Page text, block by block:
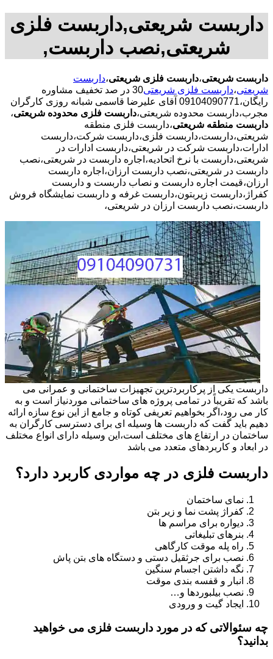
داربست شریعتی,داربست فلزی
شریعتی,نصب داربست,
داربست شریعتی،داربست فلزی شریعتی،داربست
شریعتی،داربست فلزی شریعتی
30 در صد تخفیف مشاوره
رایگان،09104090771 آقای علیرضا قاسمی شبانه روزی کارگران
مجرب،داربست محدوده شریعتی،داربست فلزی محدوده شریعتی،
داربست منطقه شریعتی،داربست فلزی منطقه
شریعتی،داربست،داربست فلزی،داربست شرکت،داربست
ادارات،داربست شرکت در شریعتی،داربست ادارات در
شریعتی،داربست با نرخ اتحادیه،اجاره داربست در شریعتی،نصب
داربست در شریعتی،نصب داربست ارزان،اجاره داربست
ارزان،قیمت اجاره داربست و نصاب داربست و داربست
کفراژ،داربست زیربتون،داربست غرفه و داربست نمایشگاه فروش
داربست،نصب داربست ارزان در شریعتی،
داربست یکی از پرکاربردترین تجهیزات ساختمانی و عمرانی می
باشد که تقریباً در تمامی پروژه های ساختمانی موردنیاز است و به
کار می رود،اگر بخواهیم تعریفی کوتاه و جامع از این نوع سازه ارائه
دهیم باید گفت که داربست ها وسیله ای برای دسترسی کارگران به
ساختمان در ارتفاع های مختلف است،این وسیله دارای انواع مختلف
در ابعاد و کاربردهای متعدد می باشد
داربست فلزی در چه مواردی کاربرد دارد؟
نمای ساختمان
کفراژ پشت نما و زیر بتن
دیواره برای مراسم ها
بنرهای تبلیغاتی
راه پله موقت کارگاهی
نصب برای جرثقیل دستی و دستگاه های بتن پاش
نگه داشتن اجسام سنگین
انبار و قفسه بندی موقت
نصب بیلبوردها و…
ایجاد گیت و ورودی
چه سئوالاتی که در مورد داربست فلزی می خواهید
بدانید؟